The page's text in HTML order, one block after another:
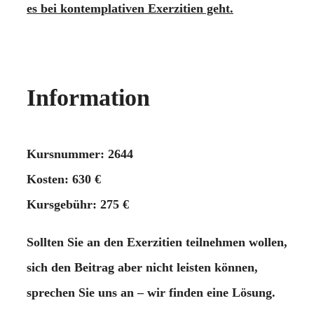
es bei kontemplativen Exerzitien geht.
Information
Kursnummer: 2644
Kosten: 630 €
Kursgebühr: 275 €
Sollten Sie an den Exerzitien teilnehmen wollen,
sich den Beitrag aber nicht leisten können,
sprechen Sie uns an – wir finden eine Lösung.